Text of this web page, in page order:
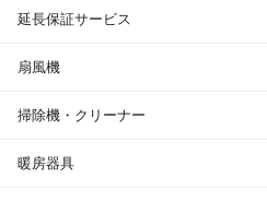
延長保証サービス
扇風機
掃除機・クリーナー
暖房器具